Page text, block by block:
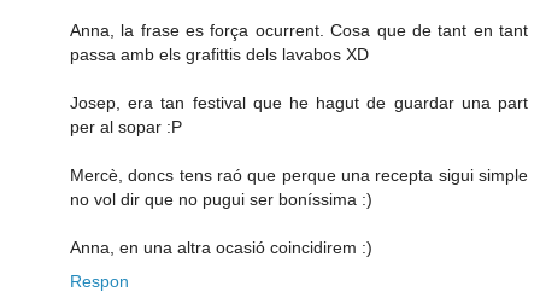
Anna, la frase es força ocurrent. Cosa que de tant en tant
passa amb els grafittis dels lavabos XD
Josep, era tan festival que he hagut de guardar una part
per al sopar :P
Mercè, doncs tens raó que perque una recepta sigui simple
no vol dir que no pugui ser boníssima :)
Anna, en una altra ocasió coincidirem :)
Respon